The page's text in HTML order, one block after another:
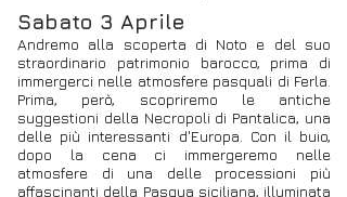
Sabato 3 Aprile
Andremo alla scoperta di Noto e del suo
straordinario patrimonio barocco, prima di
immergerci nelle atmosfere pasquali di Ferla.
Prima, però, scopriremo le antiche
suggestioni della Necropoli di Pantalica, una
delle più interessanti d'Europa. Con il buio,
dopo la cena ci immergeremo nelle
atmosfere di una delle processioni più
affascinanti della Pasqua siciliana, illuminata